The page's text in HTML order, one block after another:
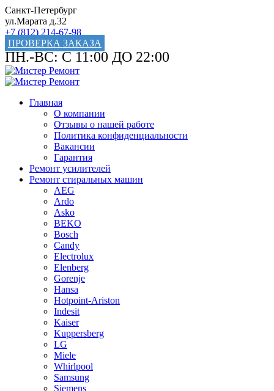
Санкт-Петербург
ул.Марата д.32
+7 (812) 214-67-98
ПРОВЕРКА ЗАКАЗА
ПН.-ВС: С 11:00 ДО 22:00
Главная
О компании
Отзывы о нашей работе
Политика конфиденциальности
Вакансии
Гарантия
Ремонт усилителей
Ремонт стиральных машин
AEG
Ardo
Asko
BEKO
Bosch
Candy
Electrolux
Elenberg
Gorenje
Hansa
Hotpoint-Ariston
Indesit
Kaiser
Kuppersberg
LG
Miele
Whirlpool
Samsung
Siemens